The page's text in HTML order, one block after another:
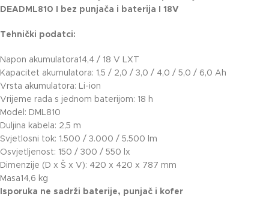
DEADML810 I bez punjača i baterija I 18V
Tehnički podatci:
Napon akumulatora14,4 / 18 V LXT
Kapacitet akumulatora: 1,5 / 2,0 / 3,0 / 4,0 / 5,0 / 6,0 Ah
Vrsta akumulatora: Li-ion
Vrijeme rada s jednom baterijom: 18 h
Model: DML810
Duljina kabela: 2,5 m
Svjetlosni tok: 1.500 / 3.000 / 5.500 lm
Osvjetljenost: 150 / 300 / 550 lx
Dimenzije (D x Š x V): 420 x 420 x 787 mm
Masa14,6 kg
Isporuka ne sadrži baterije, punjač i kofer